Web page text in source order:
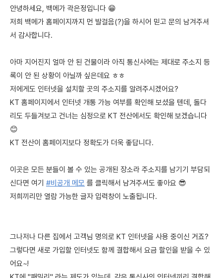
안녕하세요, 백메가 곽은정입니다 😁
저희 백메가 홈페이지까지 먼 발걸음(?)을 하시어 믿고 문의 남겨주셔
서 감사합니다.
아마 지어진지 얼마 안 된 건물이라 아직 통신사에는 제대로 주소지 등
록이 안 된 상황이 아닐까 싶은데요 ㅎㅎ
저에게도 인터넷을 설치할 곳의 주소지를 알려주시겠어요?
KT 홈페이지에서 인터넷 개통 가능 여부를 확인해 보셨을 텐데, 돌다
리도 두들겨보고 건너는 심정으로 KT 전산에서도 확인해 보겠습니다
😊
KT 전산이 홈페이지보다 정확도가 더욱 좋답니다.
이곳은 모든 분들이 볼 수 있는 공개된 장소라 주소지를 남기기 부담되
신다면 여기 #비공개 메모 를 클릭해서 남겨주셔도 좋아요 😎
저희끼리만 열람 가능한 글자 입력창이 노출됩니다.
그나저나 다른 집에서 고객님 명의로 KT 인터넷을 사용 중이신 거죠?
그렇다면 새로 가입할 인터넷도 함께 결합해서 요금 할인을 받을 수 있
어요~!